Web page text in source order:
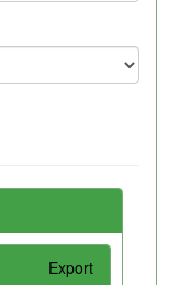
Export